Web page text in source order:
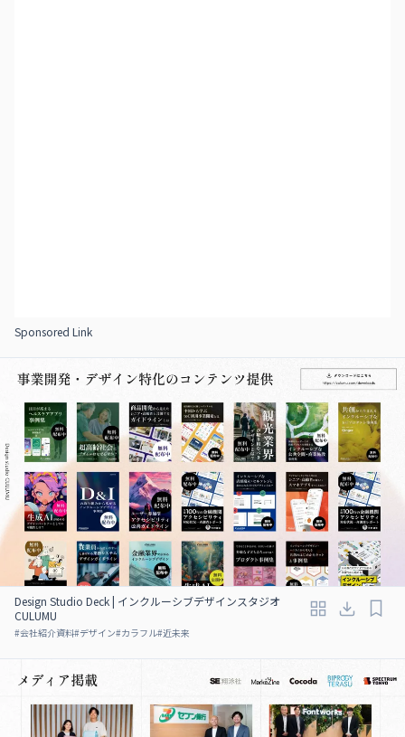
Sponsored Link
Design Studio Deck | インクルーシブデザインスタジオ
CULUMU
#会社紹介資料#デザイン#カラフル#近未来